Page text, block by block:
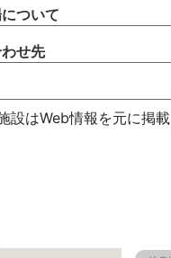
ついて
せ先
設はWeb情報を元に掲